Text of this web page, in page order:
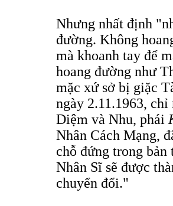
Nhưng nhất định
đường. Không
mà khoanh tay để
hoang đường như
mặc xứ sở bị giặc
ngày 2.11.1963, chỉ
Diệm và Nhu, phái
Nhân Cách Mạng,
chỗ đứng trong
Nhân Sĩ sẽ được
chuyển đổi."